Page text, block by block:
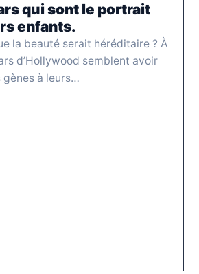
qui sont le portrait
enfants.
la beauté serait héréditaire ? À
d’Hollywood semblent avoir
gènes à leurs…